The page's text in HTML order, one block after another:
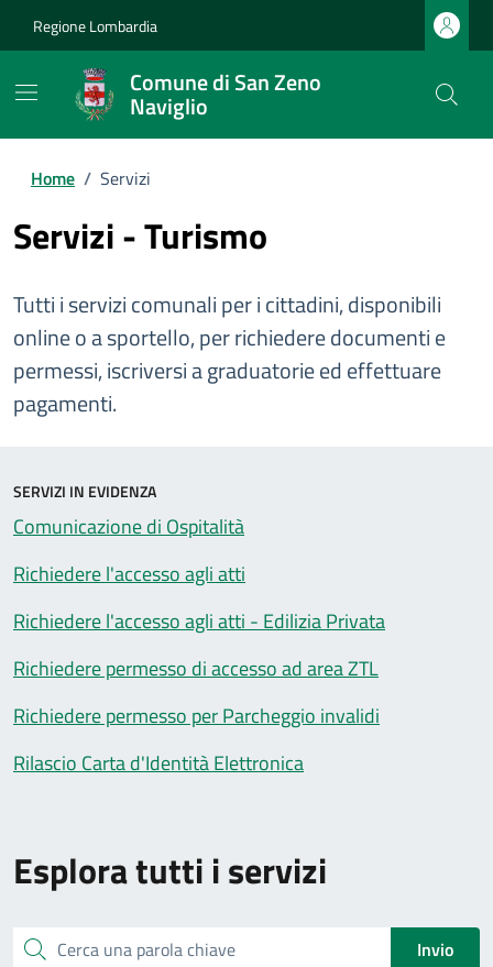
Regione Lombardia
Comune di San Zeno
Naviglio
Home / Servizi
Servizi - Turismo
Tutti i servizi comunali per i cittadini, disponibili
online o a sportello, per richiedere documenti e
permessi, iscriversi a graduatorie ed effettuare
pagamenti.
Esplora tutti i servizi
Cerca una parola chiave Invio
SERVIZI IN EVIDENZA
Comunicazione di Ospitalità
Richiedere l'accesso agli atti
Richiedere l'accesso agli atti - Edilizia Privata
Richiedere permesso di accesso ad area ZTL
Richiedere permesso per Parcheggio invalidi
Rilascio Carta d'Identità Elettronica